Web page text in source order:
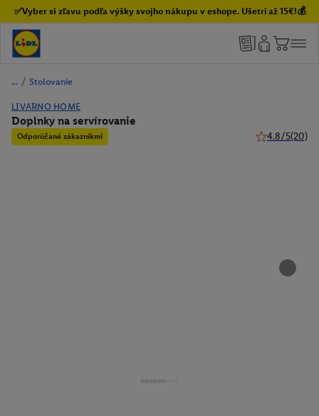
✅Vyber si zľavu podľa výšky svojho nákupu v eshope. Ušetri až 15€!💰
/ Stolovanie
LIVARNO HOME
Doplnky na servírovanie
Odporúčané zákazníkmi 4.8/5(20)